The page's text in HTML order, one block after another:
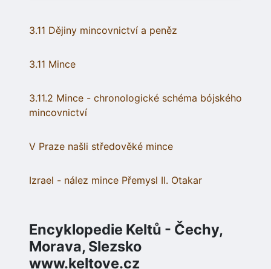
3.11 Dějiny mincovnictví a peněz
3.11 Mince
3.11.2 Mince - chronologické schéma bójského
mincovnictví
V Praze našli středověké mince
Izrael - nález mince Přemysl II. Otakar
Encyklopedie Keltů - Čechy,
Morava, Slezsko
www.keltove.cz